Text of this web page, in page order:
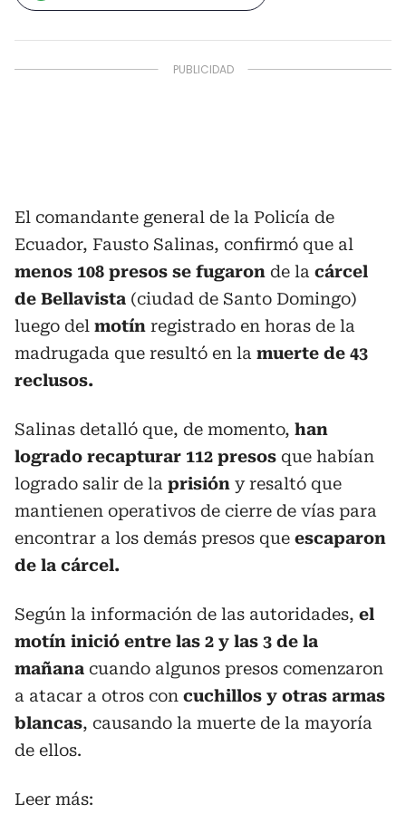
El comandante general de la Policía de
Ecuador, Fausto Salinas, confirmó que al
menos 108 presos se fugaron de la cárcel
de Bellavista (ciudad de Santo Domingo)
luego del motín registrado en horas de la
madrugada que resultó en la muerte de 43
reclusos.
Salinas detalló que, de momento, han
logrado recapturar 112 presos que habían
logrado salir de la prisión y resaltó que
mantienen operativos de cierre de vías para
encontrar a los demás presos que escaparon
de la cárcel.
Según la información de las autoridades, el
motín inició entre las 2 y las 3 de la
mañana cuando algunos presos comenzaron
a atacar a otros con cuchillos y otras armas
blancas, causando la muerte de la mayoría
de ellos.
Leer más: